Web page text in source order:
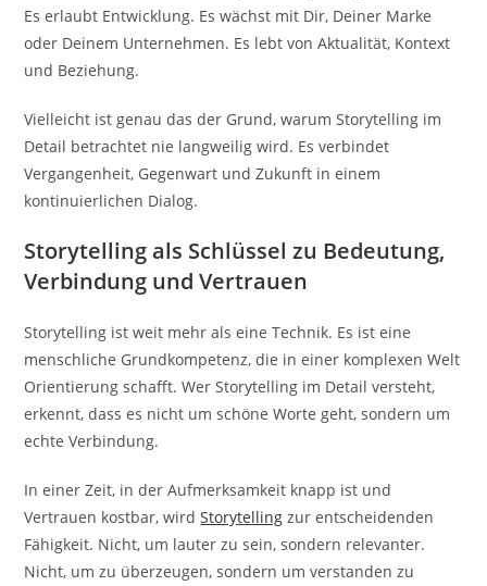
Es erlaubt Entwicklung. Es wächst mit Dir, Deiner Marke
oder Deinem Unternehmen. Es lebt von Aktualität, Kontext
und Beziehung.
Vielleicht ist genau das der Grund, warum Storytelling im
Detail betrachtet nie langweilig wird. Es verbindet
Vergangenheit, Gegenwart und Zukunft in einem
kontinuierlichen Dialog.
Storytelling als Schlüssel zu Bedeutung,
Verbindung und Vertrauen
Storytelling ist weit mehr als eine Technik. Es ist eine
menschliche Grundkompetenz, die in einer komplexen Welt
Orientierung schafft. Wer Storytelling im Detail versteht,
erkennt, dass es nicht um schöne Worte geht, sondern um
echte Verbindung.
In einer Zeit, in der Aufmerksamkeit knapp ist und
Vertrauen kostbar, wirdStorytelling zur entscheidenden
Fähigkeit. Nicht, um lauter zu sein, sondern relevanter.
Nicht, um zu überzeugen, sondern um verstanden zu